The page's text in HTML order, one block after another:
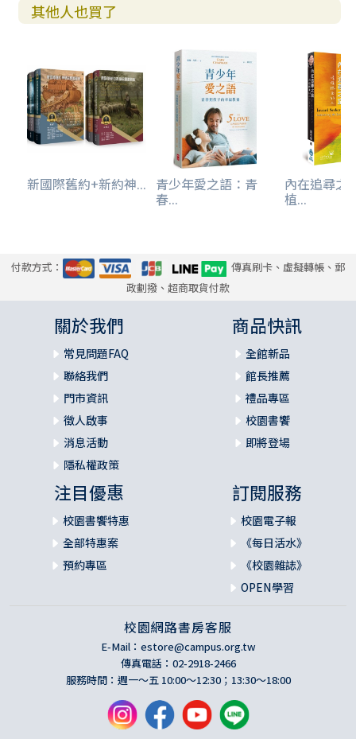
其他人也買了
新國際舊約+新約神... 青少年愛之語：青
春...
內在追尋之
植...
付款方式：
傳真刷卡、虛擬轉帳、郵
政劃撥、超商取貨付款
關於我們
常見問題FAQ
聯絡我們
門市資訊
徵人啟事
消息活動
隱私權政策
商品快訊
全館新品
館長推薦
禮品專區
校園書饗
即將登場
注目優惠
校園書饗特惠
全部特惠案
預約專區
訂閱服務
校園電子報
《每日活水》
《校園雜誌》
OPEN學習
校園網路書房客服
E-Mail： estore@campus.org.tw
傳真電話：02-2918-2466
服務時間：週一～五 10:00～12:30；13:30～18:00